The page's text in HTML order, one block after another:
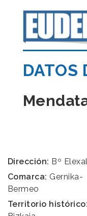
DATOS
Dirección: Bº
Comarca: Gernika-
Bermeo
Territorio histórico: